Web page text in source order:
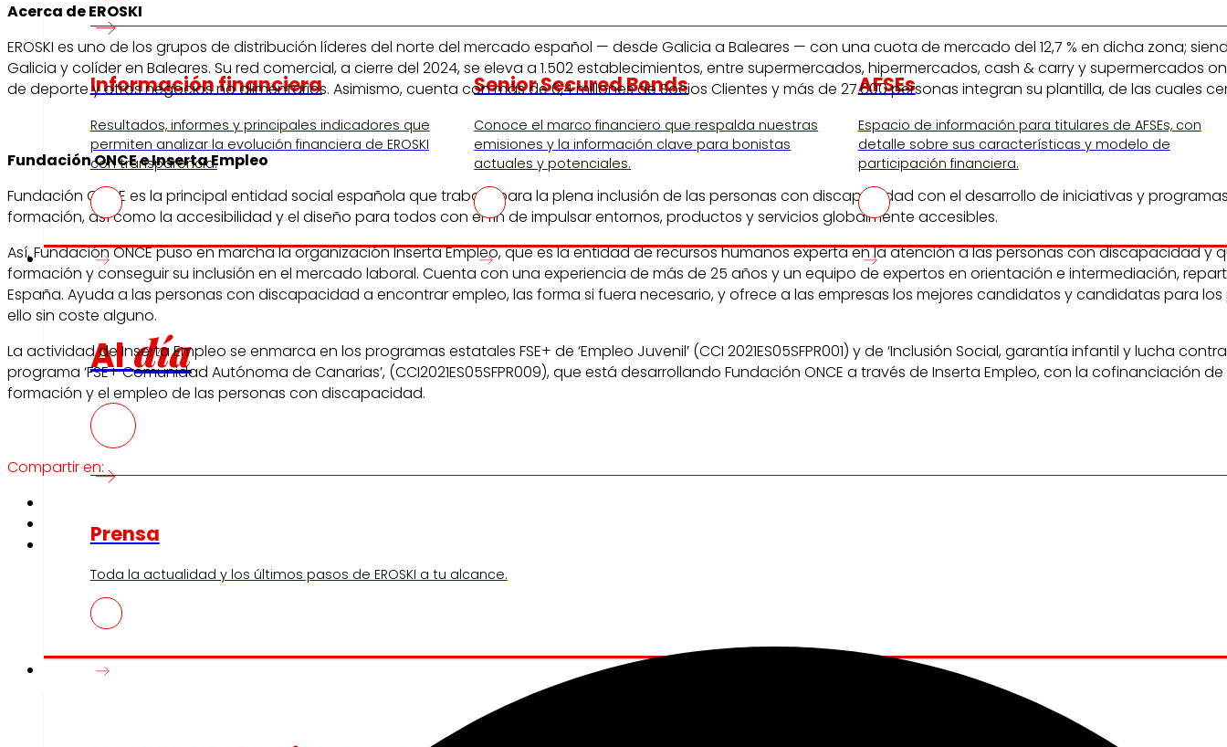
Información financiera
Resultados, informes y principales indicadores que
permiten analizar la evolución financiera de EROSKI
con transparencia.
Senior Secured Bonds
Conoce el marco financiero que respalda nuestras
emisiones y la información clave para bonistas
actuales y potenciales.
AFSEs
Espacio de información para titulares de AFSEs, con
detalle sobre sus características y modelo de
participación financiera.
Prensa
Aldía
Prensa
Toda la actualidad y los últimos pasos de EROSKI a tu alcance.
Innovación
Acerca de EROSKI
EROSKI es uno de los grupos de distribución líderes del norte del mercado español — desde Galicia a Baleares — con una cuota de mercado del 12,7 % en dicha zona;
Galicia y colíder en Baleares. Su red comercial, a cierre del 2024, se eleva a 1.502 establecimientos, entre supermercados, hipermercados, cash & carry y supermercados
de deporte y otros negocios no alimentarios. Asimismo, cuenta con más de 6,4 millones de Socios Clientes y más de 27.600 personas integran su plantilla, de las cuales
Fundación ONCE e Inserta Empleo
Fundación ONCE es la principal entidad social española que trabaja para la plena inclusión de las personas con discapacidad con el desarrollo de iniciativas y
formación, así como la accesibilidad y el diseño para todos con el fin de impulsar entornos, productos y servicios globalmente accesibles.
Así, Fundación ONCE puso en marcha la organización Inserta Empleo, que es la entidad de recursos humanos experta en la atención a las personas con discapacidad y
formación y conseguir su inclusión en el mercado laboral. Cuenta con una experiencia de más de 25 años y un equipo de expertos en orientación e intermediación,
España. Ayuda a las personas con discapacidad a encontrar empleo, las forma si fuera necesario, y ofrece a las empresas los mejores candidatos y candidatas para
ello sin coste alguno.
La actividad de Inserta Empleo se enmarca en los programas estatales FSE+ de ‘Empleo Juvenil’ (CCI 2021ES05SFPR001) y de ‘Inclusión Social, garantía infantil y lucha contra
programa ‘FSE+ Comunidad Autónoma de Canarias’, (CCI2021ES05SFPR009), que está desarrollando Fundación ONCE a través de Inserta Empleo, con la cofinanciación
formación y el empleo de las personas con discapacidad.
Compartir en: